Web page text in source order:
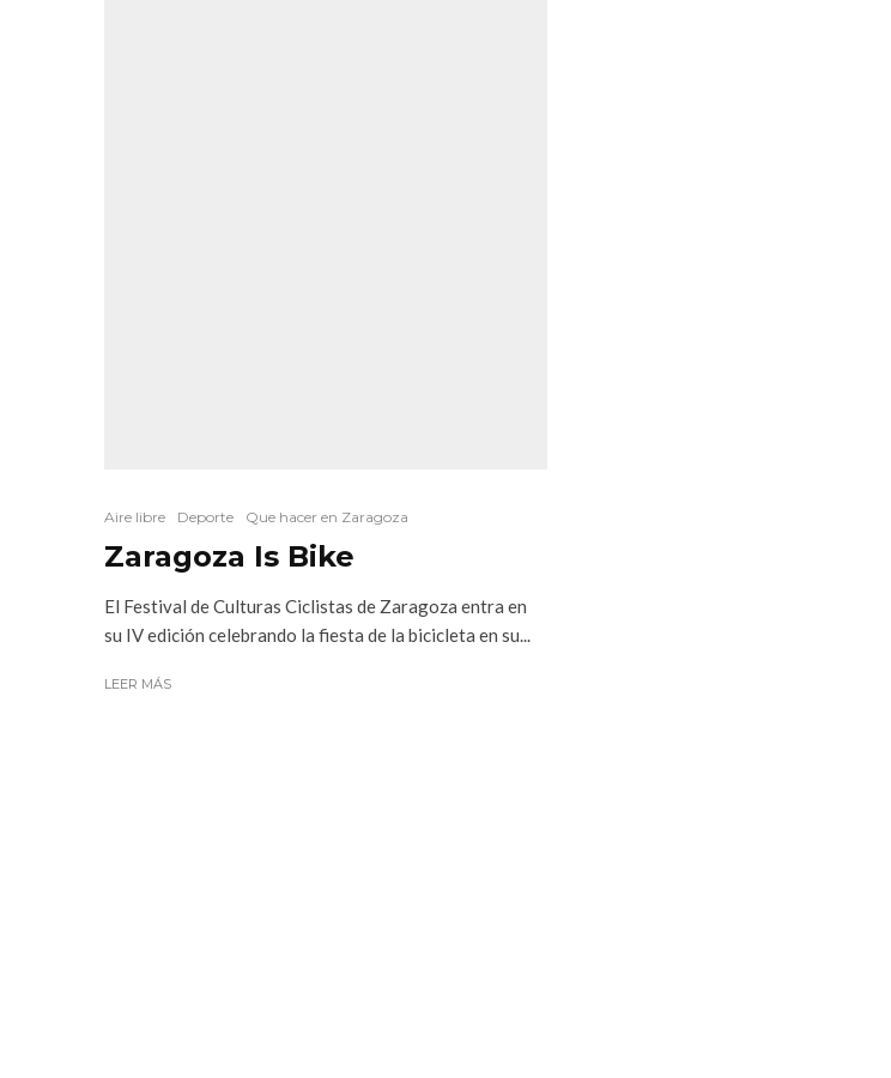
Aire libre Deporte Que hacer en Zaragoza
Zaragoza Is Bike
El Festival de Culturas Ciclistas de Zaragoza entra en
su IV edición celebrando la fiesta de la bicicleta en su...
LEER MÁS